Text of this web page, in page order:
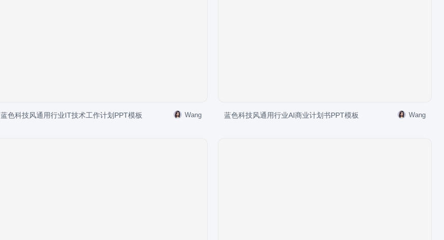
蓝色科技风通用行业IT技术工作计划PPT模板 Wang 蓝色科技风通用行业AI商业计划书PPT模板 Wang